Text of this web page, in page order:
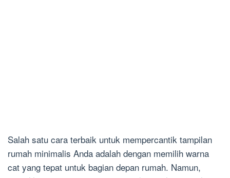
Salah satu cara terbaik untuk mempercantik tampilan
rumah minimalis Anda adalah dengan memilih warna
cat yang tepat untuk bagian depan rumah. Namun,